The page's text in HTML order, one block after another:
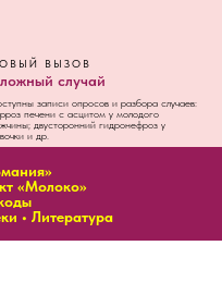
ВЫЗОВ
случай
записи опросов и разбора случаев:
печени с асцитом у молодого
двусторонний гидронефроз у
и др.
«Молоко»
• Литература